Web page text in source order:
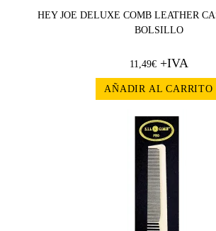
HEY JOE DELUXE COMB LEATHER
BOLSILLO
11,49€+IVA
AÑADIR AL CARRITO